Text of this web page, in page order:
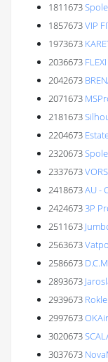
1811673
1857673VIP
1973673
2036673
2042673
2071673
2181673
2204673
2320673
2337673
2418673AU -
24246733P
2511673
2563673
2586673
2893673
2939673
2997673
3020673
3037673